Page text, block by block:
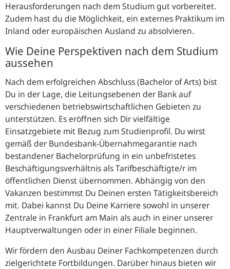
Herausforderungen nach dem Studium gut vorbereitet.
Zudem hast du die Möglichkeit, ein externes Praktikum im
Inland oder europäischen Ausland zu absolvieren.
Wie Deine Perspektiven nach dem Studium
aussehen
Nach dem erfolgreichen Abschluss (Bachelor of Arts) bist
Du in der Lage, die Leitungsebenen der Bank auf
verschiedenen betriebswirtschaftlichen Gebieten zu
unterstützen. Es eröffnen sich Dir vielfältige
Einsatzgebiete mit Bezug zum Studienprofil. Du wirst
gemäß der Bundesbank-Übernahmegarantie nach
bestandener Bachelorprüfung in ein unbefristetes
Beschäftigungsverhältnis als Tarifbeschäftigte/r im
öffentlichen Dienst übernommen. Abhängig von den
Vakanzen bestimmst Du Deinen ersten Tätigkeitsbereich
mit. Dabei kannst Du Deine Karriere sowohl in unserer
Zentrale in Frankfurt am Main als auch in einer unserer
Hauptverwaltungen oder in einer Filiale beginnen.
Wir fördern den Ausbau Deiner Fachkompetenzen durch
zielgerichtete Fortbildungen. Darüber hinaus bieten wir